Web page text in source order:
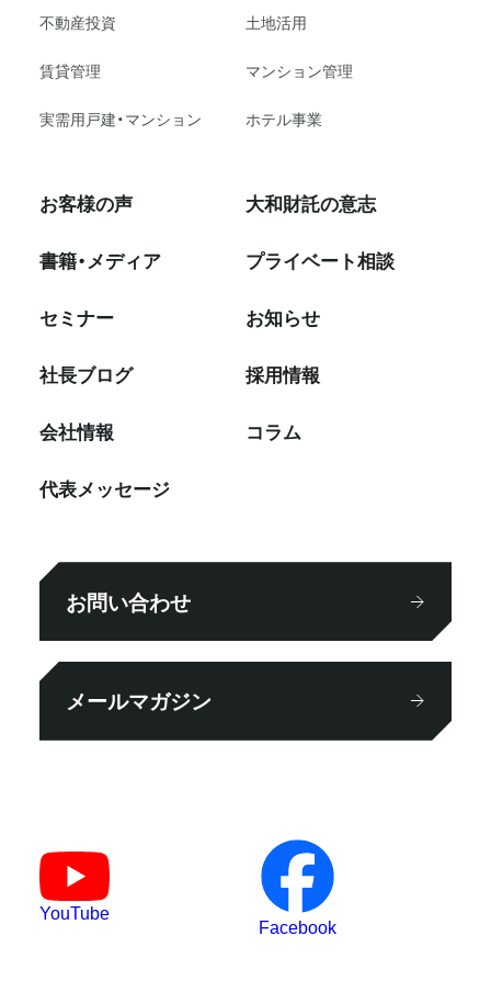
不動産投資
⼟地活⽤
賃貸管理
マンション管理
実需用戸建・マンション
ホテル事業
お客様の声
書籍・メディア
セミナー
社⻑ブログ
会社情報
代表メッセージ
大和財託の意志
プライベート相談
お知らせ
採⽤情報
コラム
お問い合わせ
メールマガジン
YouTube
Facebook